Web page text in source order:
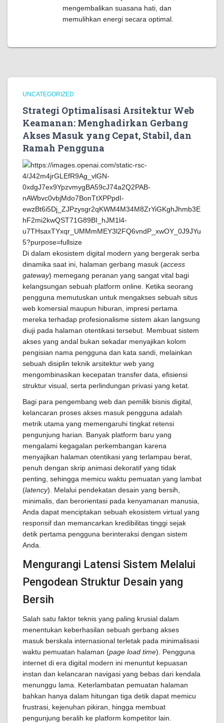
mengembalikan suasana hati, dan
memulihkan energi secara optimal.
UNCATEGORIZED
Strategi Optimalisasi Arsitektur Web
Keamanan: Menghadirkan Gerbang
Akses Masuk yang Cepat, Stabil, dan
Ramah Pengguna
Di dalam ekosistem digital modern yang bergerak serba
dinamika saat ini, halaman gerbang masuk (access
gateway) memegang peranan yang sangat vital bagi
kelangsungan sebuah platform online. Ketika seorang
pengguna memutuskan untuk mengakses sebuah situs
web komersial maupun hiburan, impresi pertama
mereka terhadap profesionalisme sistem akan langsung
diuji pada halaman otentikasi tersebut. Membuat sistem
akses yang andal bukan sekadar menyajikan kolom
pengisian nama pengguna dan kata sandi, melainkan
sebuah disiplin teknik arsitektur web yang
mengombinasikan kecepatan transfer data, efisiensi
struktur visual, serta perlindungan privasi yang ketat.
Bagi para pengembang web dan pemilik bisnis digital,
kelancaran proses akses masuk pengguna adalah
metrik utama yang memengaruhi tingkat retensi
pengunjung harian. Banyak platform baru yang
mengalami kegagalan perkembangan karena
menyajikan halaman otentikasi yang terlampau berat,
penuh dengan skrip animasi dekoratif yang tidak
penting, sehingga memicu waktu pemuatan yang lambat
(latency). Melalui pendekatan desain yang bersih,
minimalis, dan berorientasi pada kenyamanan manusia,
Anda dapat menciptakan sebuah ekosistem virtual yang
responsif dan memancarkan kredibilitas tinggi sejak
detik pertama pengguna berinteraksi dengan sistem
Anda.
Mengurangi Latensi Sistem Melalui
Pengodean Struktur Desain yang
Bersih
Salah satu faktor teknis yang paling krusial dalam
menentukan keberhasilan sebuah gerbang akses
masuk berskala internasional terletak pada minimalisasi
waktu pemuatan halaman (page load time). Pengguna
internet di era digital modern ini menuntut kepuasan
instan dan kelancaran navigasi yang bebas dari kendala
menunggu lama. Keterlambatan pemuatan halaman
bahkan hanya dalam hitungan tiga detik dapat memicu
frustrasi, kejenuhan pikiran, hingga membuat
pengunjung beralih ke platform kompetitor lain.